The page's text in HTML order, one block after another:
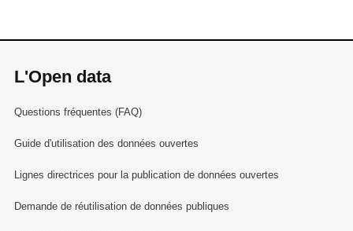
L'Open data
Questions fréquentes (FAQ)
Guide d'utilisation des données ouvertes
Lignes directrices pour la publication de données ouvertes
Demande de réutilisation de données publiques